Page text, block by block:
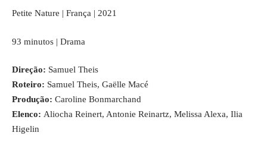
Petite Nature | França | 2021
93 minutos | Drama
Direção: Samuel Theis
Roteiro: Samuel Theis, Gaëlle Macé
Produção: Caroline Bonmarchand
Elenco: Aliocha Reinert, Antonie Reinartz, Melissa Alexa, Ilia
Higelin